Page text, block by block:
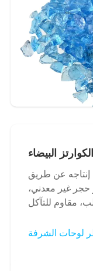
البيضاء
إنتاجه عن طريق
حجر غير معدني،